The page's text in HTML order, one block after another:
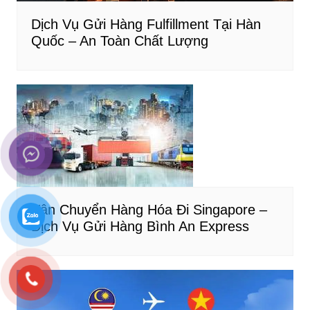
Dịch Vụ Gửi Hàng Fulfillment Tại Hàn
Quốc – An Toàn Chất Lượng
Vận Chuyển Hàng Hóa Đi Singapore –
Dịch Vụ Gửi Hàng Bình An Express